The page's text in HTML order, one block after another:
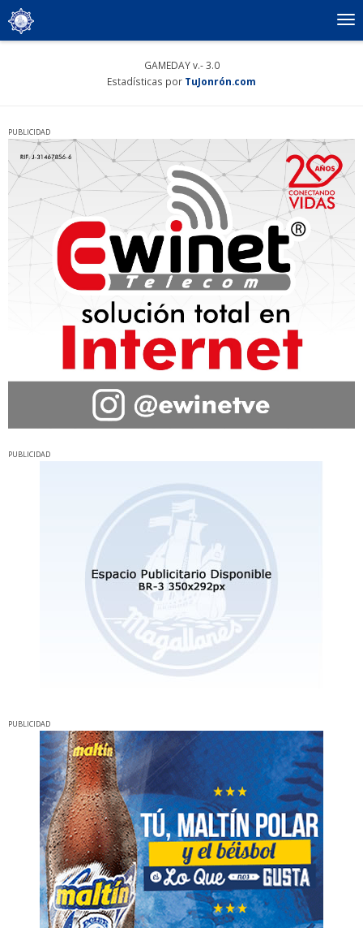
GAMEDAY v.- 3.0
Estadísticas por TuJonrón.com
PUBLICIDAD
PUBLICIDAD
PUBLICIDAD